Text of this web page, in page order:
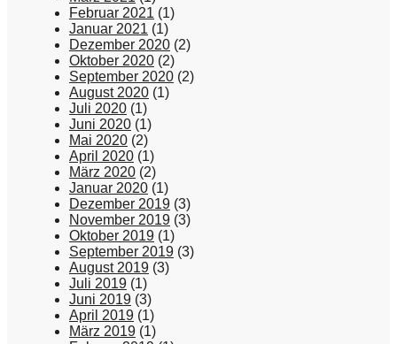
Februar 2021 (1)
Januar 2021 (1)
Dezember 2020 (2)
Oktober 2020 (2)
September 2020 (2)
August 2020 (1)
Juli 2020 (1)
Juni 2020 (1)
Mai 2020 (2)
April 2020 (1)
März 2020 (2)
Januar 2020 (1)
Dezember 2019 (3)
November 2019 (3)
Oktober 2019 (1)
September 2019 (3)
August 2019 (3)
Juli 2019 (1)
Juni 2019 (3)
April 2019 (1)
März 2019 (1)